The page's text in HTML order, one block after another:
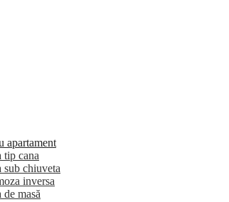
apartament
tip cana
sub chiuveta
inversa
masă